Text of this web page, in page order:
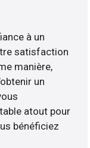
à un
satisfaction
manière,
un
atout pour
bénéficiez